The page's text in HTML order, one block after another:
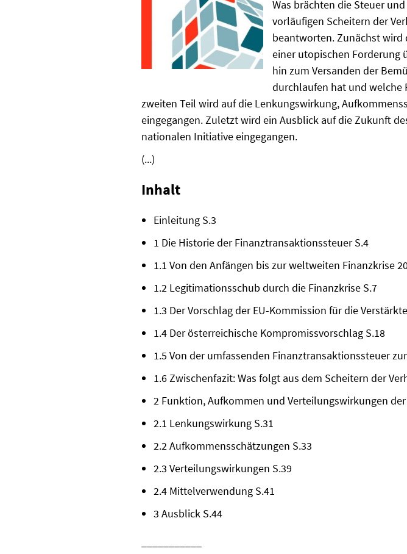
Was brächten die Steuer
vorläufigen Scheitern der
beantworten. Zunächst wird
einer utopischen Forderung
hin zum Versanden der
durchlaufen hat und welche
zweiten Teil wird auf die Lenkungswirkung,
eingegangen. Zuletzt wird ein Ausblick auf die Zukunft
nationalen Initiative eingegangen.
(...)
Inhalt
Einleitung S.3
1 Die Historie der Finanztransaktionssteuer S.4
1.1 Von den Anfängen bis zur weltweiten Finanzkrise
1.2 Legitimationsschub durch die Finanzkrise S.7
1.3 Der Vorschlag der EU-Kommission für die
1.4 Der österreichische Kompromissvorschlag S.18
1.5 Von der umfassenden Finanztransaktionssteuer
1.6 Zwischenfazit: Was folgt aus dem Scheitern der
2 Funktion, Aufkommen und Verteilungswirkungen der
2.1 Lenkungswirkung S.31
2.2 Aufkommensschätzungen S.33
2.3 Verteilungswirkungen S.39
2.4 Mittelverwendung S.41
3 Ausblick S.44